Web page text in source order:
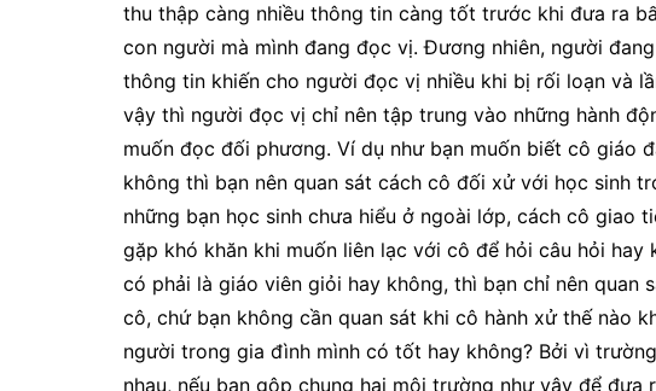
thu thập càng nhiều thông tin càng tốt trước khi đưa ra
con người mà mình đang đọc vị. Đương nhiên, người
thông tin khiến cho người đọc vị nhiều khi bị rối loạn và
vậy thì người đọc vị chỉ nên tập trung vào những hành
muốn đọc đối phương. Ví dụ như bạn muốn biết cô giáo
không thì bạn nên quan sát cách cô đối xử với học sinh
những bạn học sinh chưa hiểu ở ngoài lớp, cách cô giao
gặp khó khăn khi muốn liên lạc với cô để hỏi câu hỏi
có phải là giáo viên giỏi hay không, thì bạn chỉ nên quan
cô, chứ bạn không cần quan sát khi cô hành xử thế nào
người trong gia đình mình có tốt hay không? Bởi vì
nhau, nếu bạn gộp chung hai môi trường như vậy để